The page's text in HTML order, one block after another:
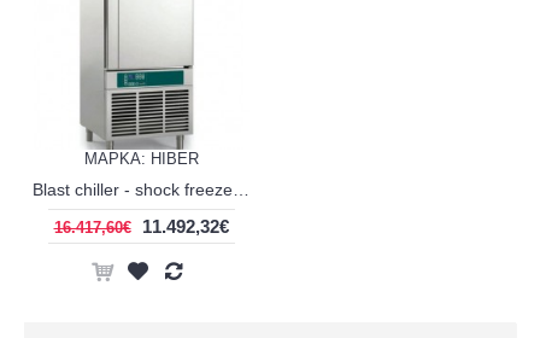
ΜΑΡΚΑ: HIBER
16.417,60€ 11.492,32€